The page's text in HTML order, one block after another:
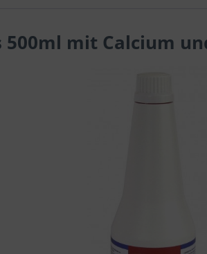
500ml mit Calcium